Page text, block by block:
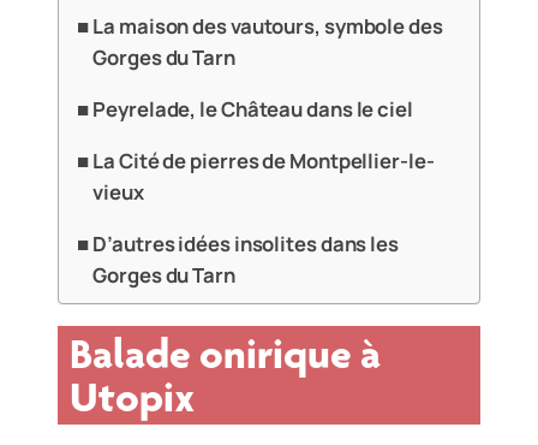
La maison des vautours, symbole des
Gorges du Tarn
Peyrelade, le Château dans le ciel
La Cité de pierres de Montpellier-le-
vieux
D’autres idées insolites dans les
Gorges du Tarn
Balade onirique à
Utopix